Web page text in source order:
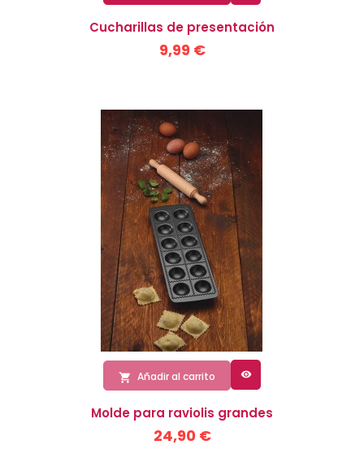
Cucharillas de presentación
9,99 €
 Añadir al carrito 
Molde para raviolis grandes
24,90 €